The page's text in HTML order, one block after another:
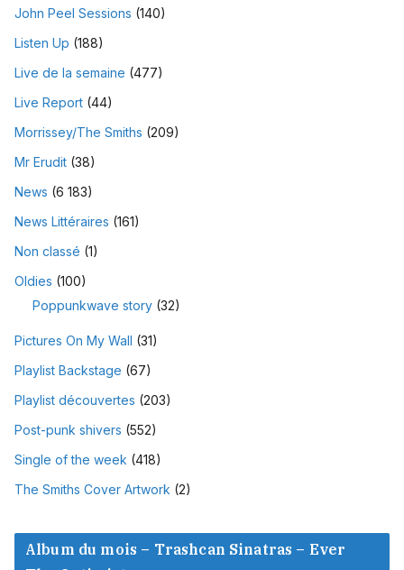
John Peel Sessions (140)
Listen Up (188)
Live de la semaine (477)
Live Report (44)
Morrissey/The Smiths (209)
Mr Erudit (38)
News (6 183)
News Littéraires (161)
Non classé (1)
Oldies (100)
Poppunkwave story (32)
Pictures On My Wall (31)
Playlist Backstage (67)
Playlist découvertes (203)
Post-punk shivers (552)
Single of the week (418)
The Smiths Cover Artwork (2)
Album du mois – Trashcan Sinatras – Ever